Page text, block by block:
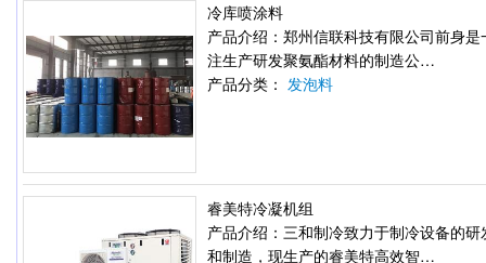
冷库喷涂料
产品介绍：郑州信联科技有限公司前身是
注生产研发聚氨酯材料的制造公…
产品分类： 发泡料
睿美特冷凝机组
产品介绍：三和制冷致力于制冷设备的研
和制造，现生产的睿美特高效智…